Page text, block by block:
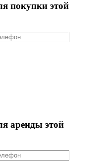
покупки этой
аренды этой